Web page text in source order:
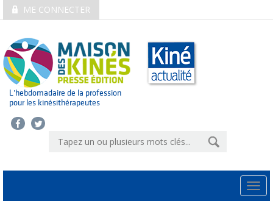
ME CONNECTER
L’hebdomadaire de la profession
pour les kinésithérapeutes